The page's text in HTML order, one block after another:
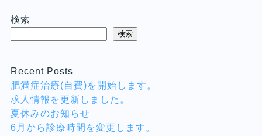
検索
検索
Recent Posts
肥満症治療(自費)を開始します。
求人情報を更新しました。
夏休みのお知らせ
6月から診療時間を変更します。